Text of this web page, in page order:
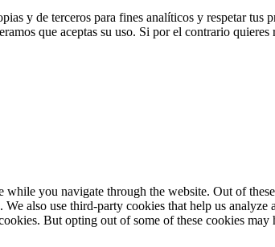
y de terceros para fines analíticos y respetar tus
que aceptas su uso. Si por el contrario
you navigate through the website. Out of
also use third-party cookies that help us
But opting out of some of these cookies